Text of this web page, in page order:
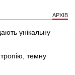
АРХІВ
унікальну
темну